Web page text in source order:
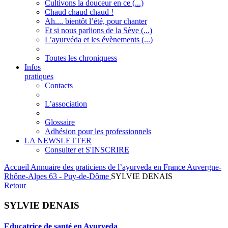
Cultivons la douceur en ce (...)
Chaud chaud chaud !
Ah.... bientôt l’été, pour chanter
Et si nous parlions de la Sève (...)
L’ayurvéda et les évènements (...)
Toutes les chroniquess
Infos
pratiques
Contacts
L’association
Glossaire
Adhésion pour les professionnels
LA NEWSLETTER
Consulter et S'INSCRIRE
Accueil Annuaire des praticiens de l’ayurveda en France Auvergne-
Rhône-Alpes 63 - Puy-de-Dôme SYLVIE DENAIS
Retour
SYLVIE DENAIS